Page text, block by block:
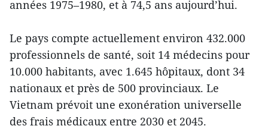
années 1975–1980, et à 74,5 ans aujourd’hui.
Le pays compte actuellement environ 432.000
professionnels de santé, soit 14 médecins pour
10.000 habitants, avec 1.645 hôpitaux, dont 34
nationaux et près de 500 provinciaux. Le
Vietnam prévoit une exonération universelle
des frais médicaux entre 2030 et 2045.